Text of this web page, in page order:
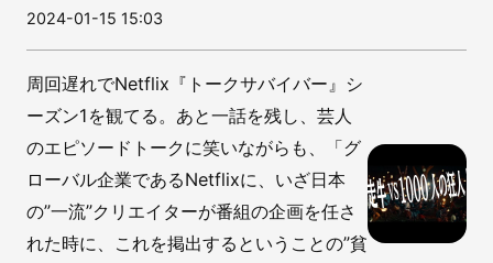
2024-01-15 15:03
周回遅れでNetflix『トークサバイバー』シ
ーズン1を観てる。あと一話を残し、芸人
のエピソードトークに笑いながらも、「グ
ローバル企業であるNetflixに、いざ日本
の”一流”クリエイターが番組の企画を任さ
れた時に、これを掲出するということの”貧